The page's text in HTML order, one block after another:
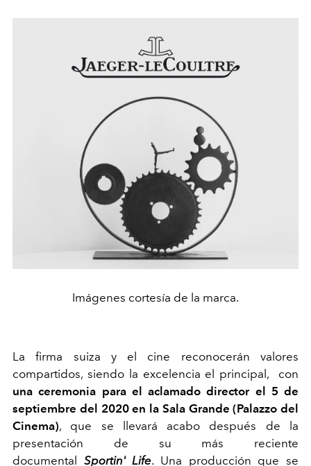
Imágenes cortesía de la marca.
La firma suiza y el cine reconocerán valores
compartidos, siendo la excelencia el principal, con
una ceremonia para el aclamado director el 5 de
septiembre del 2020 en la Sala Grande (Palazzo del
Cinema), que se llevará acabo después de la
presentación de su más reciente
documental Sportin' Life. Una producción que se